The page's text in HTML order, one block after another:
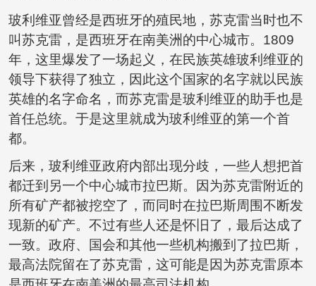
玻利维亚曾经是西班牙的殖民地，苏克雷当时也不
叫苏克雷，是西班牙在南美洲的中心城市。1809
年，这里爆发了一场起义，在民族英雄玻利维亚的
领导下获得了独立，因此这个国家的名字就以民族
英雄的名字命名，而苏克雷是玻利维亚的助手也是
首任总统。于是这里就成为玻利维亚的第一个首
都。
后来，玻利维亚政府内部出现分歧，一些人想把首
都迁到另一个中心城市拉巴斯。因为苏克雷附近的
所有矿产都被挖空了，而同时在拉巴斯周围不断发
现新的矿产。不过有些人还是怀旧了，最后达成了
一致。政府、国会和其他一些机构搬到了拉巴斯，
最高法院留在了苏克雷，这可能是因为苏克雷原本